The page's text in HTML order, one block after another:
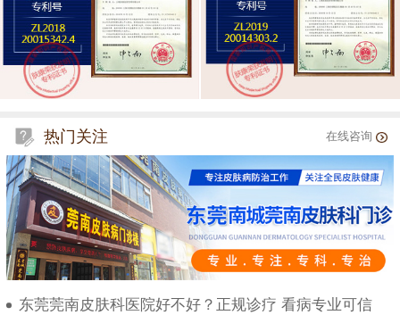
热门关注 在线咨询
东莞莞南皮肤科医院好不好？正规诊疗 看病专业可信